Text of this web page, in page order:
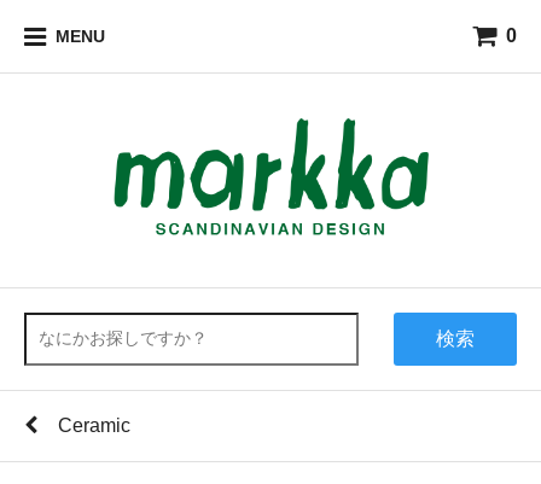
MENU 0
検索
Ceramic